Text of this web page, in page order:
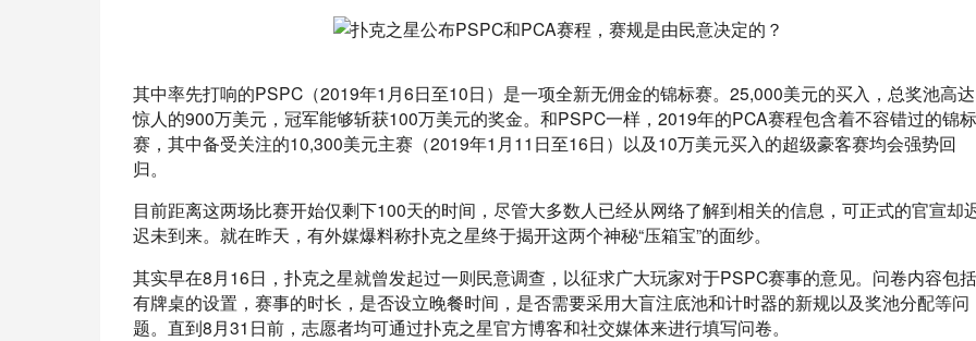
其中率先打响的PSPC（2019年1月6日至10日）是一项全新无佣金的锦标赛。25,000美元的买入，总奖池高达
惊人的900万美元，冠军能够斩获100万美元的奖金。和PSPC一样，2019年的PCA赛程包含着不容错过的锦标
赛，其中备受关注的10,300美元主赛（2019年1月11日至16日）以及10万美元买入的超级豪客赛均会强势回
归。
目前距离这两场比赛开始仅剩下100天的时间，尽管大多数人已经从网络了解到相关的信息，可正式的官宣却
迟未到来。就在昨天，有外媒爆料称扑克之星终于揭开这两个神秘“压箱宝”的面纱。
其实早在8月16日，扑克之星就曾发起过一则民意调查，以征求广大玩家对于PSPC赛事的意见。问卷内容包括
有牌桌的设置，赛事的时长，是否设立晚餐时间，是否需要采用大盲注底池和计时器的新规以及奖池分配等问
题。直到8月31日前，志愿者均可通过扑克之星官方博客和社交媒体来进行填写问卷。